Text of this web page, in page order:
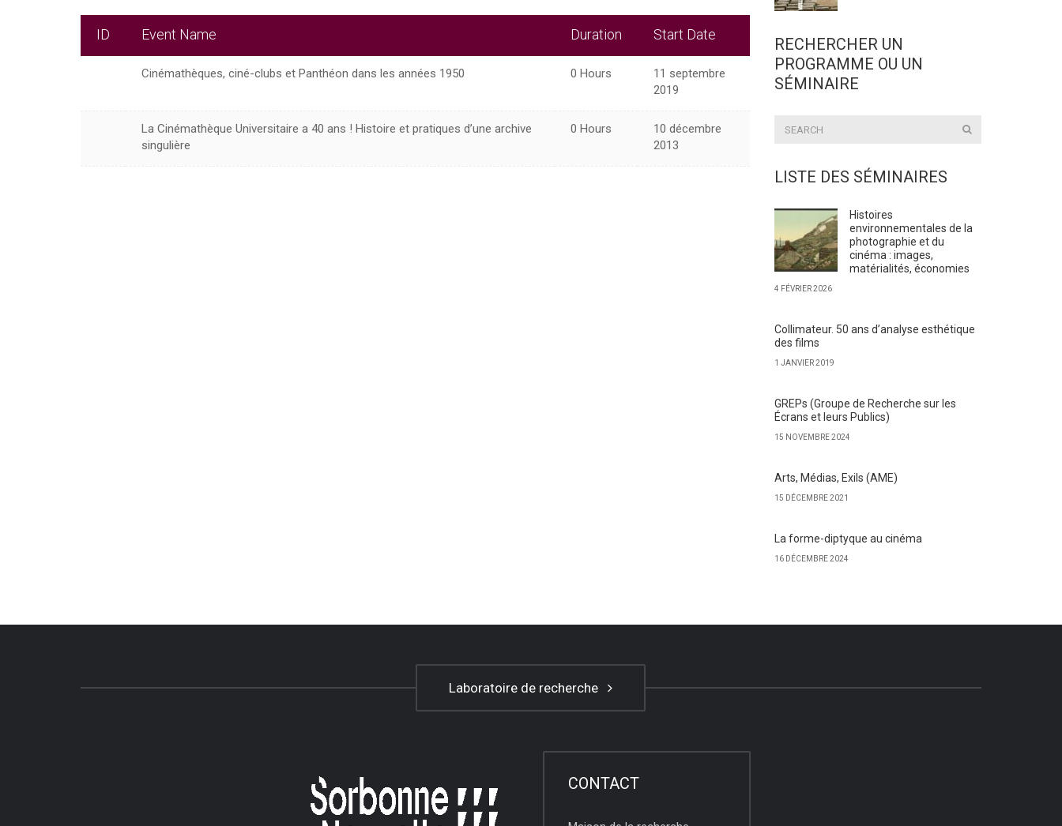
ID Event Name Duration Start Date
Cinémathèques, ciné-clubs et Panthéon dans les années 1950 0 Hours
11 septembre
2019
La Cinémathèque Universitaire a 40 ans ! Histoire et pratiques d’une archive
singulière
0 Hours
10 décembre
2013
RECHERCHER UN
PROGRAMME OU UN
SÉMINAIRE
LISTE DES SÉMINAIRES
Histoires
environnementales de la
photographie et du
cinéma : images,
matérialités, économies
4 FÉVRIER 2026
Collimateur. 50 ans d’analyse esthétique
des films
1 JANVIER 2019
GREPs (Groupe de Recherche sur les
Écrans et leurs Publics)
15 NOVEMBRE 2024
Arts, Médias, Exils (AME)
15 DÉCEMBRE 2021
La forme-diptyque au cinéma
16 DÉCEMBRE 2024
Laboratoire de recherche
CONTACT